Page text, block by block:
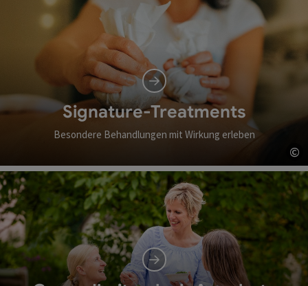
Signature-Treatments
Besondere Behandlungen mit Wirkung erleben
©